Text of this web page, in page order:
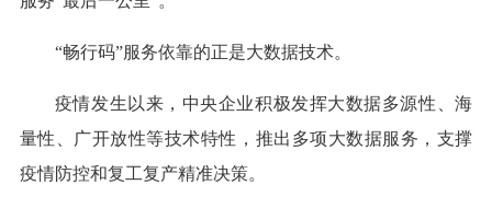
“畅行码”服务依靠的正是大数据技术。
疫情发生以来，中央企业积极发挥大数据多源性、海
量性、广开放性等技术特性，推出多项大数据服务，支撑
疫情防控和复工复产精准决策。